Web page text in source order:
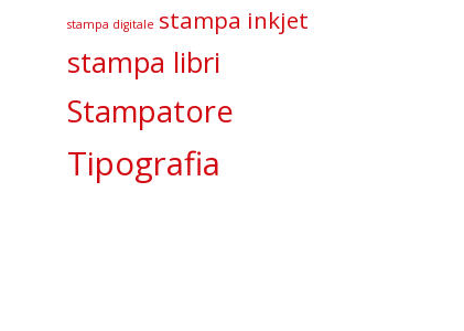
stampa digitale stampa inkjet
stampa libri
Stampatore
Tipografia